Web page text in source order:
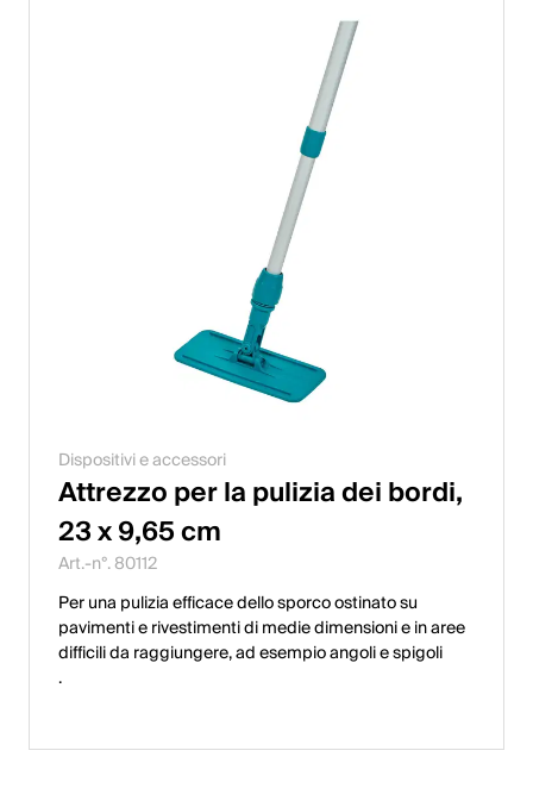
Dispositivi e accessori
Attrezzo per la pulizia dei bordi,
23 x 9,65 cm
Art.-n°. 80112
Per una pulizia efficace dello sporco ostinato su
pavimenti e rivestimenti di medie dimensioni e in aree
difficili da raggiungere, ad esempio angoli e spigoli
.